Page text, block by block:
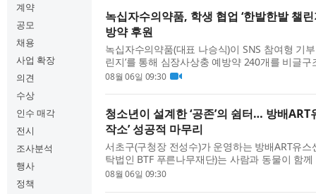
계약
공모
채용
사업 확장
의견
수상
인수 매각
전시
조사분석
행사
정책
녹십자수의약품, 학생 협업 ‘한발한발 챌
방약 후원
녹십자수의약품(대표 나승식)이 SNS 참여형 기
린지’를 통해 심장사상충 예방약 240개를 비글
에 전달했다고 밝혔다. ‘한발한발 챌린지’는 페이
08월 06일 09:30
청소년이 설계한 ‘공존’의 쉼터… 방배ART
작소’ 성공적 마무리
서초구(구청장 전성수)가 운영하는 방배ART유
탁법인 BTF 푸른나무재단)는 사람과 동물이 함께
치를 주제로 한 문화예술 사회공헌 프로젝트 ‘뚝
08월 06일 09:30